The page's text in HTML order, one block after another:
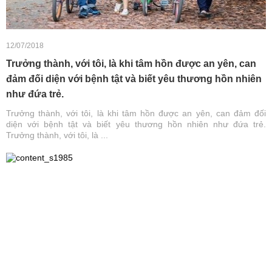
12/07/2018
Trưởng thành, với tôi, là khi tâm hồn được an yên, can
đảm đối diện với bệnh tật và biết yêu thương hồn nhiên
như đứa trẻ.
Trưởng thành, với tôi, là khi tâm hồn được an yên, can đảm đối
diện với bệnh tật và biết yêu thương hồn nhiên như đứa trẻ.
Trưởng thành, với tôi, là ...